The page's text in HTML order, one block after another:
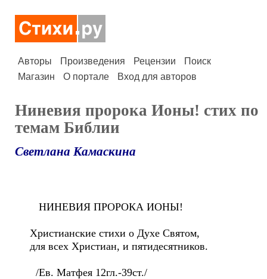
Авторы Произведения Рецензии
Поиск
Магазин
О портале Вход для авторов
Ниневия пророка Ионы! стих по
темам Библии
Светлана Камаскина
НИНЕВИЯ ПРОРОКА ИОНЫ!
Христианские стихи о Духе Святом,
для всех Христиан, и пятидесятников.
/Ев. Матфея 12гл.-39ст./